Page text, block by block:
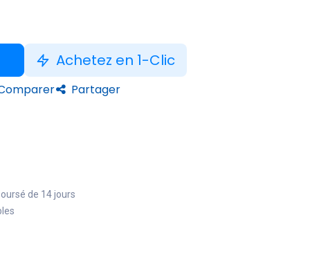
Achetez en 1-Clic
Partager
de 14 jours